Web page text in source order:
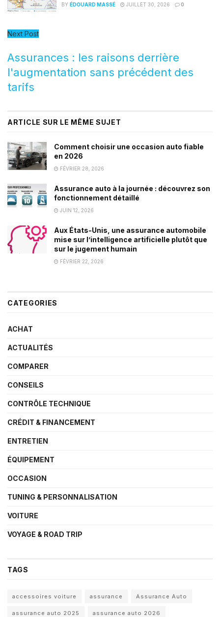
BY ÉDOUARD MASSÉ JUILLET 30, 2026 0
Next Post
Assurances : les raisons derrière
l'augmentation sans précédent des
tarifs
ARTICLE SUR LE MÊME SUJET
Comment choisir une occasion auto fiable
en 2026
FÉVRIER 28, 2026
Assurance auto à la journée : découvrez son
fonctionnement détaillé
JUIN 12, 2026
Aux États-Unis, une assurance automobile
mise sur l’intelligence artificielle plutôt que
sur le jugement humain
FÉVRIER 22, 2026
CATEGORIES
ACHAT
ACTUALITÉS
COMPARER
CONSEILS
CONTRÔLE TECHNIQUE
CRÉDIT & FINANCEMENT
ENTRETIEN
ÉQUIPEMENT
OCCASION
TUNING & PERSONNALISATION
VOITURE
VOYAGE & ROAD TRIP
TAGS
accessoires voiture assurance Assurance Auto
assurance auto 2025 assurance auto 2026